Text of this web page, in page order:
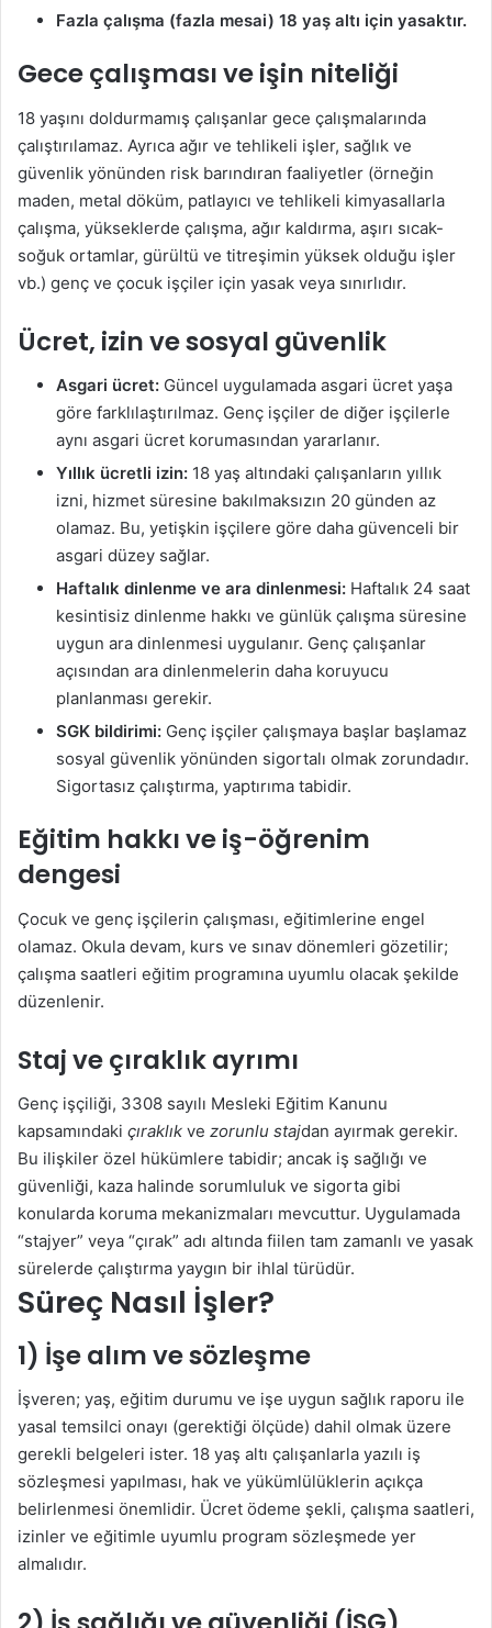
Fazla çalışma (fazla mesai) 18 yaş altı için yasaktır.
Gece çalışması ve işin niteliği
18 yaşını doldurmamış çalışanlar gece çalışmalarında
çalıştırılamaz. Ayrıca ağır ve tehlikeli işler, sağlık ve
güvenlik yönünden risk barındıran faaliyetler (örneğin
maden, metal döküm, patlayıcı ve tehlikeli kimyasallarla
çalışma, yükseklerde çalışma, ağır kaldırma, aşırı sıcak-
soğuk ortamlar, gürültü ve titreşimin yüksek olduğu işler
vb.) genç ve çocuk işçiler için yasak veya sınırlıdır.
Ücret, izin ve sosyal güvenlik
Asgari ücret: Güncel uygulamada asgari ücret yaşa
göre farklılaştırılmaz. Genç işçiler de diğer işçilerle
aynı asgari ücret korumasından yararlanır.
Yıllık ücretli izin: 18 yaş altındaki çalışanların yıllık
izni, hizmet süresine bakılmaksızın 20 günden az
olamaz. Bu, yetişkin işçilere göre daha güvenceli bir
asgari düzey sağlar.
Haftalık dinlenme ve ara dinlenmesi: Haftalık 24 saat
kesintisiz dinlenme hakkı ve günlük çalışma süresine
uygun ara dinlenmesi uygulanır. Genç çalışanlar
açısından ara dinlenmelerin daha koruyucu
planlanması gerekir.
SGK bildirimi: Genç işçiler çalışmaya başlar başlamaz
sosyal güvenlik yönünden sigortalı olmak zorundadır.
Sigortasız çalıştırma, yaptırıma tabidir.
Eğitim hakkı ve iş-öğrenim
dengesi
Çocuk ve genç işçilerin çalışması, eğitimlerine engel
olamaz. Okula devam, kurs ve sınav dönemleri gözetilir;
çalışma saatleri eğitim programına uyumlu olacak şekilde
düzenlenir.
Staj ve çıraklık ayrımı
Genç işçiliği, 3308 sayılı Mesleki Eğitim Kanunu
kapsamındaki çıraklık ve zorunlu stajdan ayırmak gerekir.
Bu ilişkiler özel hükümlere tabidir; ancak iş sağlığı ve
güvenliği, kaza halinde sorumluluk ve sigorta gibi
konularda koruma mekanizmaları mevcuttur. Uygulamada
“stajyer” veya “çırak” adı altında fiilen tam zamanlı ve yasak
sürelerde çalıştırma yaygın bir ihlal türüdür.
Süreç Nasıl İşler?
1) İşe alım ve sözleşme
İşveren; yaş, eğitim durumu ve işe uygun sağlık raporu ile
yasal temsilci onayı (gerektiği ölçüde) dahil olmak üzere
gerekli belgeleri ister. 18 yaş altı çalışanlarla yazılı iş
sözleşmesi yapılması, hak ve yükümlülüklerin açıkça
belirlenmesi önemlidir. Ücret ödeme şekli, çalışma saatleri,
izinler ve eğitimle uyumlu program sözleşmede yer
almalıdır.